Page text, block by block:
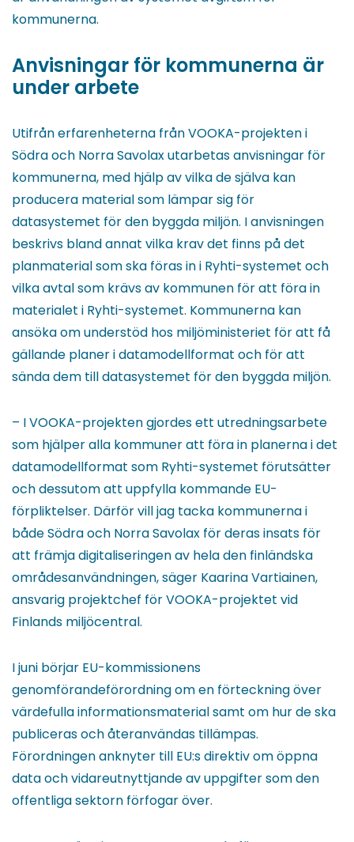
kommunerna.
Anvisningar för kommunerna är
under arbete
Utifrån erfarenheterna från VOOKA-projekten i
Södra och Norra Savolax utarbetas anvisningar för
kommunerna, med hjälp av vilka de själva kan
producera material som lämpar sig för
datasystemet för den byggda miljön. I anvisningen
beskrivs bland annat vilka krav det finns på det
planmaterial som ska föras in i Ryhti-systemet och
vilka avtal som krävs av kommunen för att föra in
materialet i Ryhti-systemet. Kommunerna kan
ansöka om understöd hos miljöministeriet för att få
gällande planer i datamodellformat och för att
sända dem till datasystemet för den byggda miljön.
– I VOOKA-projekten gjordes ett utredningsarbete
som hjälper alla kommuner att föra in planerna i det
datamodellformat som Ryhti-systemet förutsätter
och dessutom att uppfylla kommande EU-
förpliktelser. Därför vill jag tacka kommunerna i
både Södra och Norra Savolax för deras insats för
att främja digitaliseringen av hela den finländska
områdesanvändningen, säger Kaarina Vartiainen,
ansvarig projektchef för VOOKA-projektet vid
Finlands miljöcentral.
I juni börjar EU-kommissionens
genomförandeförordning om en förteckning över
värdefulla informationsmaterial samt om hur de ska
publiceras och återanvändas tillämpas.
Förordningen anknyter till EU:s direktiv om öppna
data och vidareutnyttjande av uppgifter som den
offentliga sektorn förfogar över.